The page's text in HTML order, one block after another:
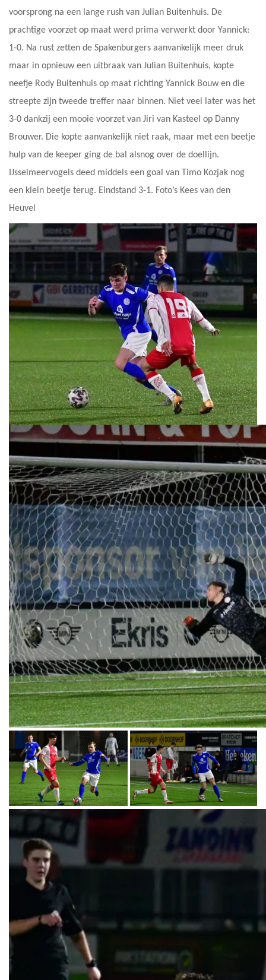
voorsprong na een lange rush van Julian Buitenhuis. De
prachtige voorzet op maat werd prima verwerkt door Yannick:
1-0. Na rust zetten de Spakenburgers aanvankelijk meer druk
maar in opnieuw een uitbraak van Julian Buitenhuis, kopte
neefje Rody Buitenhuis op maat richting Yannick Bouw en die
streepte zijn tweede treffer naar binnen. Niet veel later was het
3-0 dankzij een mooie voorzet van Jiri van Kasteel op Danny
Brouwer. Die kopte aanvankelijk niet raak, maar met een beetje
hulp van de keeper ging de bal alsnog over de doellijn.
IJsselmeervogels deed middels een goal van Timo Kozjak nog
een klein beetje terug. Eindstand 3-1. Foto’s Kees van den
Heuvel